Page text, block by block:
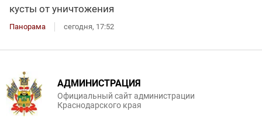
кусты от уничтожения
Панорама сегодня, 17:52
АДМИНИСТРАЦИЯ
Официальный сайт администрации
Краснодарского края